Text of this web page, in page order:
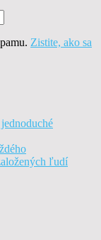
Zistite, ako sa
ľudí